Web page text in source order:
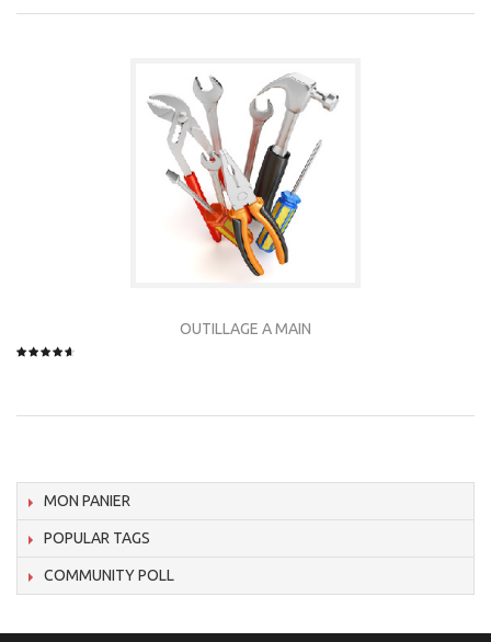
OUTILLAGE A MAIN
MON PANIER
POPULAR TAGS
COMMUNITY POLL